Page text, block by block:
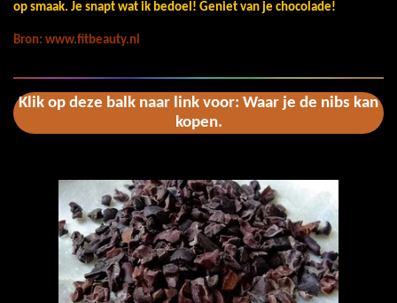
op smaak. Je snapt wat ik bedoel! Geniet van je chocolade!
Bron: www.fitbeauty.nl
Klik op deze balk naar link voor: Waar je de nibs kan
kopen.